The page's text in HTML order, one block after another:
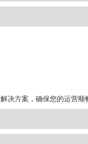
方案，确保您的运营顺